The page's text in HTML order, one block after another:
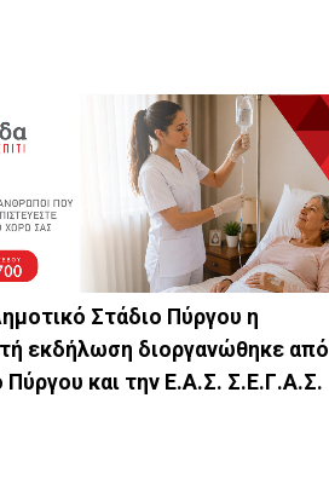
Στάδιο Πύργου η
εκδήλωση διοργανώθηκε από
και την Ε.Α.Σ. Σ.Ε.Γ.Α.Σ.